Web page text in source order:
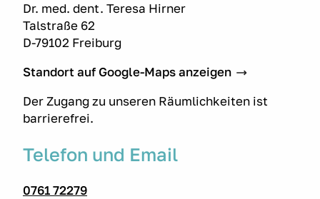
Dr. med. dent. Teresa Hirner
Talstraße 62
D-79102 Freiburg
Standort auf Google-Maps anzeigen
Der Zugang zu unseren Räumlichkeiten ist
barrierefrei.
Telefon und Email
0761 72279